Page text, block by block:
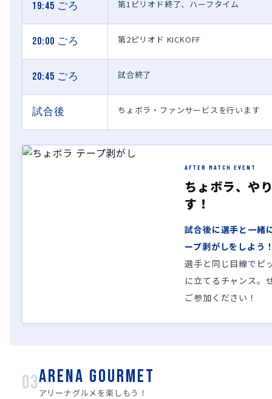
19:45 ごろ 第1ピリオド終了、ハーフタイム
20:00 ごろ 第2ピリオド KICKOFF
20:45 ごろ 試合終了
試合後 ちょボラ・ファンサービスを行います
AFTER MATCH EVENT
ちょボラ、や
す！
試合後に選手と一緒
ープ剥がしをしよう
選手と同じ目線でピ
に立てるチャンス。
ご参加ください！
03ARENA GOURMET
アリーナグルメを楽しもう！